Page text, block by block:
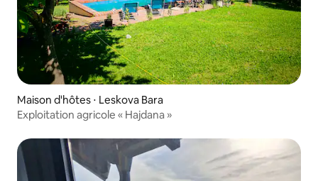
Maison d'hôtes ⋅ Leskova Bara
Exploitation agricole « Hajdana »